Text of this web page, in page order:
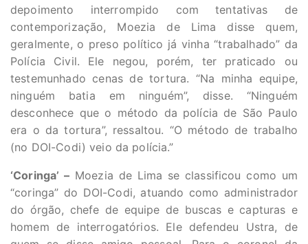
depoimento interrompido com tentativas de
contemporização, Moezia de Lima disse quem,
geralmente, o preso político já vinha “trabalhado” da
Polícia Civil. Ele negou, porém, ter praticado ou
testemunhado cenas de tortura. “Na minha equipe,
ninguém batia em ninguém”, disse. “Ninguém
desconhece que o método da polícia de São Paulo
era o da tortura”, ressaltou. “O método de trabalho
(no DOI-Codi) veio da polícia.”
‘Coringa’ – Moezia de Lima se classificou como um
“coringa” do DOI-Codi, atuando como administrador
do órgão, chefe de equipe de buscas e capturas e
homem de interrogatórios. Ele defendeu Ustra, de